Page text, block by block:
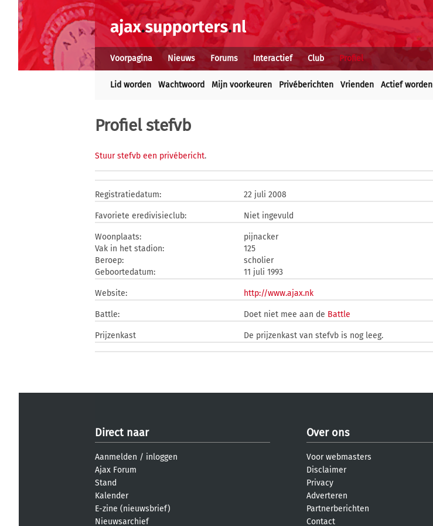
Voorpagina Nieuws Forums Interactief Club Profiel
Lid worden Wachtwoord Mijn voorkeuren Privéberichten Vrienden Actief worden
Profiel stefvb
Stuur stefvb een privébericht.
Registratiedatum: 22 juli 2008
Favoriete eredivisieclub: Niet ingevuld
Woonplaats:
pijnacker
Vak in het stadion:
125
Beroep:
scholier
Geboortedatum:
11 juli 1993
Website: http://www.ajax.nk
Battle: Doet niet mee aan de Battle
Prijzenkast De prijzenkast van stefvb is nog leeg.
Direct naar
Aanmelden / inloggen
Ajax Forum
Stand
Kalender
E-zine (nieuwsbrief)
Nieuwsarchief
Over ons
Voor webmasters
Disclaimer
Privacy
Adverteren
Partnerberichten
Contact